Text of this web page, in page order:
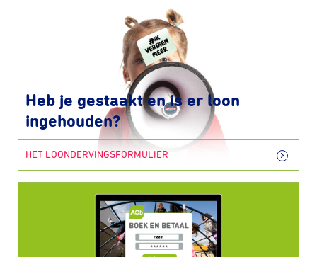
Heb je gestaakt en is er loon
ingehouden?
HET LOONDERVINGSFORMULIER